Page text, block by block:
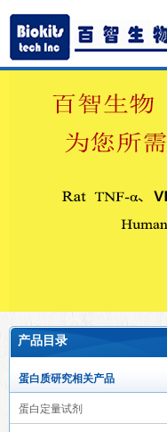
产品目录
蛋白质研究相关产品
蛋白定量试剂